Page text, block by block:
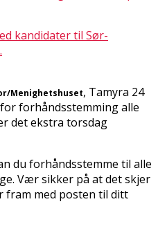
kandidater til Sør-
Menighetshuset, Tamyra 24
forhåndsstemming alle
det ekstra torsdag
du forhåndsstemme til alle
Vær sikker på at det skjer
fram med posten til ditt